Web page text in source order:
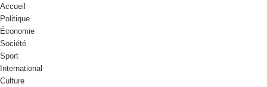
Accueil
Politique
Économie
Société
Sport
International
Culture